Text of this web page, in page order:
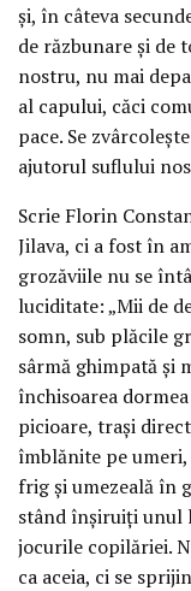
și, în câteva
de răzbunare și de
nostru, nu mai
al capului, căci
pace. Se
ajutorul suflului
Scrie Florin
Jilava, ci a fost în
grozăviile nu se
luciditate: „Mii de
somn, sub plăcile
sârmă ghimpată și
închisoarea
picioare, trași
îmblănite pe
frig și umezeală în
stând înșiruiți unul
jocurile copilăriei.
ca aceia, ci se